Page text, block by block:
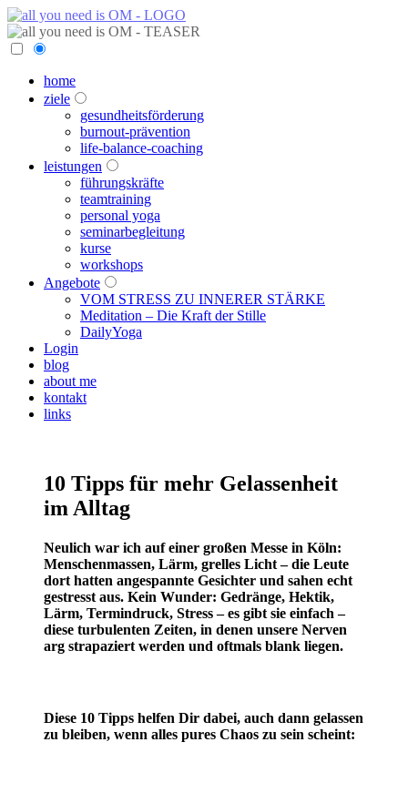
home
ziele
gesundheitsförderung
burnout-prävention
life-balance-coaching
leistungen
führungskräfte
teamtraining
personal yoga
seminarbegleitung
kurse
workshops
Angebote
VOM STRESS ZU INNERER STÄRKE
Meditation – Die Kraft der Stille
DailyYoga
Login
blog
about me
kontakt
links
10 Tipps für mehr Gelassenheit
im Alltag
Neulich war ich auf einer großen Messe in Köln:
Menschenmassen, Lärm, grelles Licht – die Leute
dort hatten angespannte Gesichter und sahen echt
gestresst aus. Kein Wunder: Gedränge, Hektik,
Lärm, Termindruck, Stress – es gibt sie einfach –
diese turbulenten Zeiten, in denen unsere Nerven
arg strapaziert werden und oftmals blank liegen.
Diese 10 Tipps helfen Dir dabei, auch dann gelassen
zu bleiben, wenn alles pures Chaos zu sein scheint: